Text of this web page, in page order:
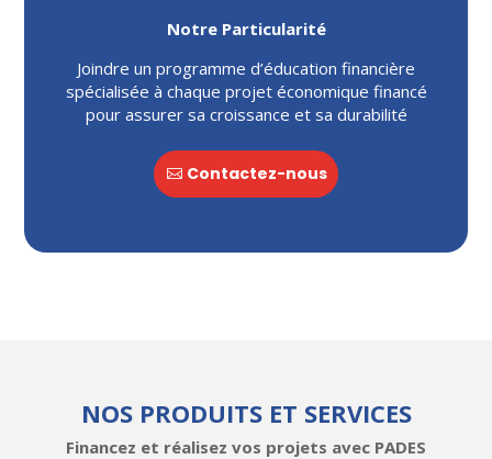
Notre Particularité
Joindre un programme d’éducation financière
spécialisée à chaque projet économique financé
pour assurer sa croissance et sa durabilité
Contactez-nous
NOS PRODUITS ET SERVICES
Financez et réalisez vos projets avec PADES